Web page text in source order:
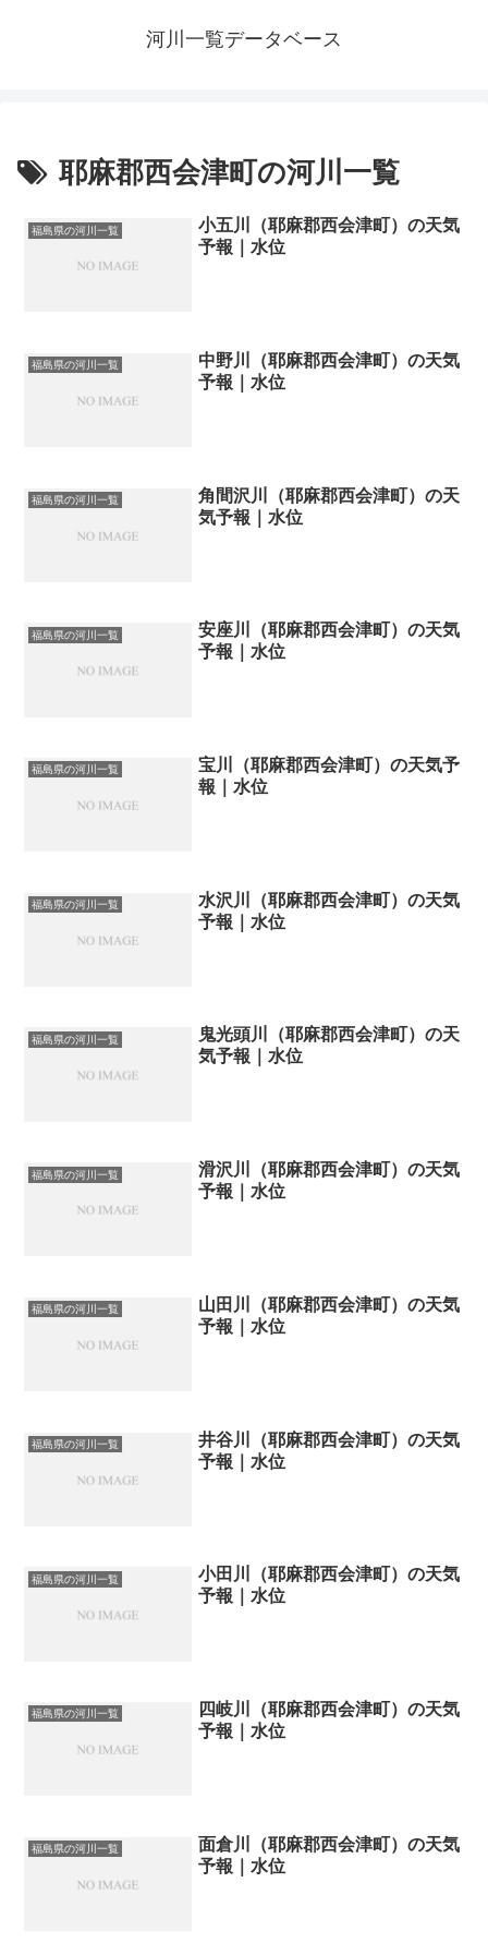
河川一覧データベース
耶麻郡西会津町の河川一覧
福島県の河川一覧
小五川（耶麻郡西会津町）の天気
予報｜水位
福島県の河川一覧
中野川（耶麻郡西会津町）の天気
予報｜水位
福島県の河川一覧
角間沢川（耶麻郡西会津町）の天
気予報｜水位
福島県の河川一覧
安座川（耶麻郡西会津町）の天気
予報｜水位
福島県の河川一覧
宝川（耶麻郡西会津町）の天気予
報｜水位
福島県の河川一覧
水沢川（耶麻郡西会津町）の天気
予報｜水位
福島県の河川一覧
鬼光頭川（耶麻郡西会津町）の天
気予報｜水位
福島県の河川一覧
滑沢川（耶麻郡西会津町）の天気
予報｜水位
福島県の河川一覧
山田川（耶麻郡西会津町）の天気
予報｜水位
福島県の河川一覧
井谷川（耶麻郡西会津町）の天気
予報｜水位
福島県の河川一覧
小田川（耶麻郡西会津町）の天気
予報｜水位
福島県の河川一覧
四岐川（耶麻郡西会津町）の天気
予報｜水位
福島県の河川一覧
面倉川（耶麻郡西会津町）の天気
予報｜水位